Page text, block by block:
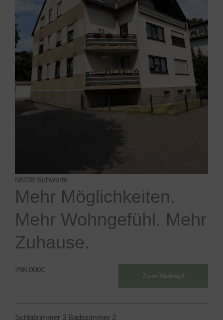
58239 Schwerte
Mehr Möglichkeiten.
Mehr Wohngefühl. Mehr
Zuhause.
298.000€
Zum Verkauf
Schlafzimmer 3 Badezimmer 2